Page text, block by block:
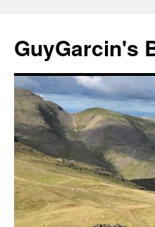
contenu
GuyGarcin's